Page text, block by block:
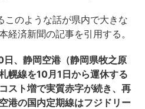
このような話が県内で大きな
経済新聞の記事を引用する。
、静岡空港（静岡県牧之原
幌線を10月1日から運休する
スト増で実質赤字が続き、再
港の国内定期線はフジドリー